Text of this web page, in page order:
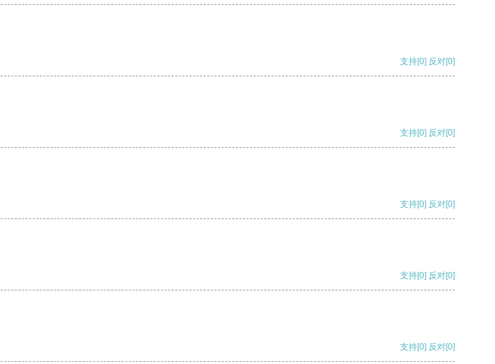
支持[0] 反对[0]
支持[0] 反对[0]
支持[0] 反对[0]
支持[0] 反对[0]
支持[0] 反对[0]